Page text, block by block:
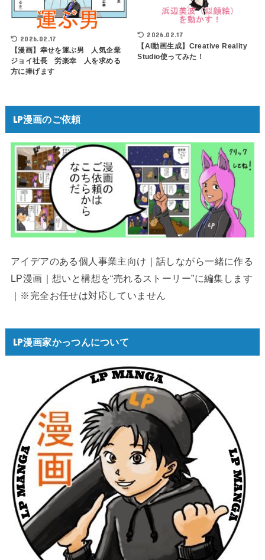
2026.02.17
【漫画】幸せを運ぶ男 人気企業
ジョイ社長 労楽幸 人を求める
方に捧げます
2026.02.17
【AI動画生成】Creative Reality
Studio使ってみた！
LP漫画のご依頼
アイデアのある個人事業主向け｜話しながら一緒に作る
LP漫画｜想いと構想を“売れるストーリー”に編集します
｜※完全お任せは対応していません
LP漫画家かっつんについて